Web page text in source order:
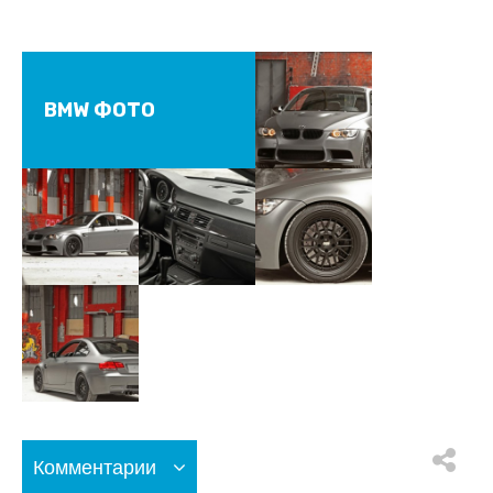
BMW ФОТО
Комментарии